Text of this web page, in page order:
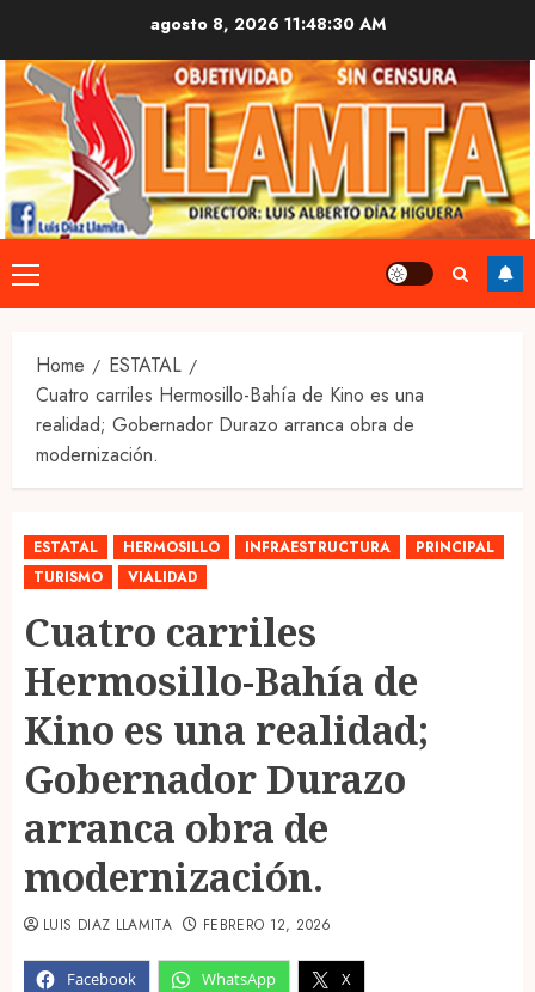
content
agosto 8, 202611:48:31 AM
Primary
Menu
Home
ESTATAL
Cuatro carriles Hermosillo-Bahía de Kino es una
realidad; Gobernador Durazo arranca obra de
modernización.
ESTATAL HERMOSILLO INFRAESTRUCTURA
PRINCIPAL
TURISMO
VIALIDAD
Cuatro carriles
Hermosillo-Bahía de
Kino es una realidad;
Gobernador Durazo
arranca obra de
modernización.
Facebook WhatsApp X
LUIS DIAZ LLAMITA FEBRERO 12, 2026